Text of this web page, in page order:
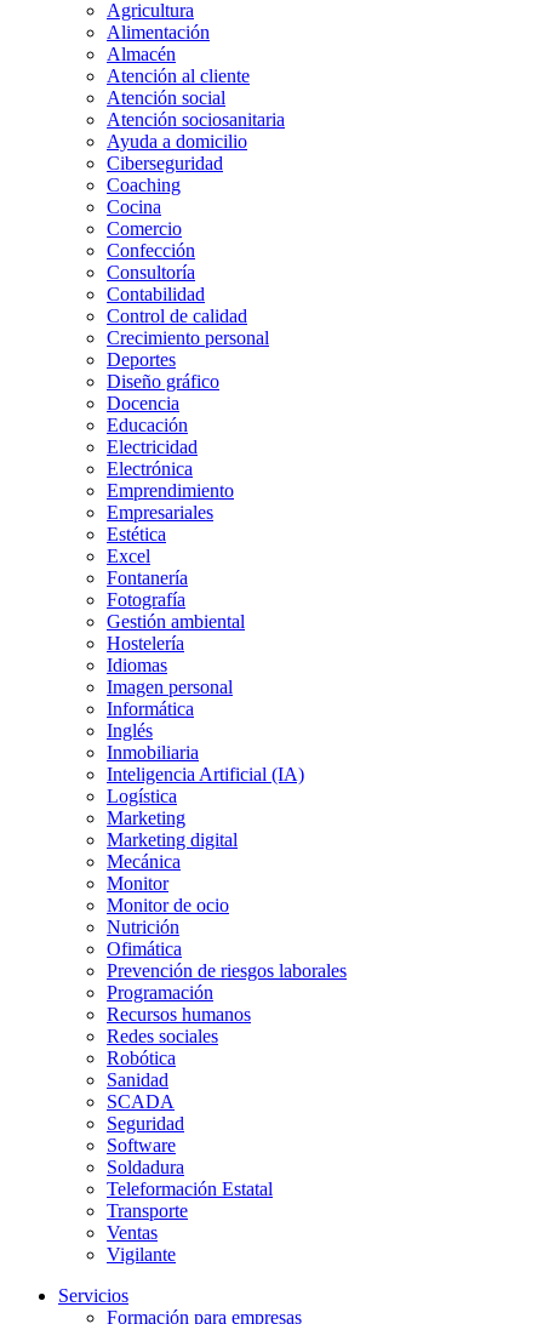
Agricultura
Alimentación
Almacén
Atención al cliente
Atención social
Atención sociosanitaria
Ayuda a domicilio
Ciberseguridad
Coaching
Cocina
Comercio
Confección
Consultoría
Contabilidad
Control de calidad
Crecimiento personal
Deportes
Diseño gráfico
Docencia
Educación
Electricidad
Electrónica
Emprendimiento
Empresariales
Estética
Excel
Fontanería
Fotografía
Gestión ambiental
Hostelería
Idiomas
Imagen personal
Informática
Inglés
Inmobiliaria
Inteligencia Artificial (IA)
Logística
Marketing
Marketing digital
Mecánica
Monitor
Monitor de ocio
Nutrición
Ofimática
Prevención de riesgos laborales
Programación
Recursos humanos
Redes sociales
Robótica
Sanidad
SCADA
Seguridad
Software
Soldadura
Teleformación Estatal
Transporte
Ventas
Vigilante
Servicios
Formación para empresas